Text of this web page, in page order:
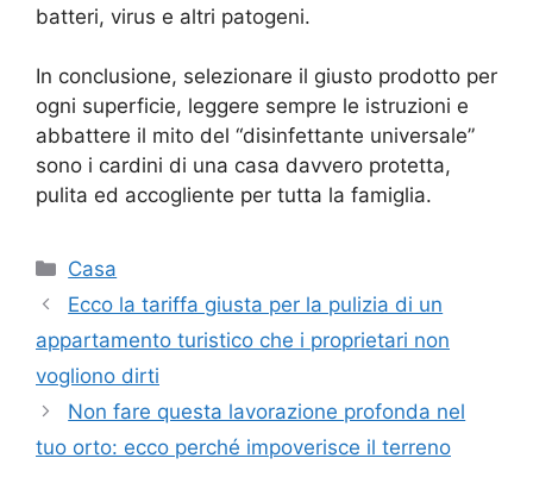
batteri, virus e altri patogeni.
In conclusione, selezionare il giusto prodotto per
ogni superficie, leggere sempre le istruzioni e
abbattere il mito del “disinfettante universale”
sono i cardini di una casa davvero protetta,
pulita ed accogliente per tutta la famiglia.
Categorie
Casa
Ecco la tariffa giusta per la pulizia di un
appartamento turistico che i proprietari non
vogliono dirti
Non fare questa lavorazione profonda nel
tuo orto: ecco perché impoverisce il terreno